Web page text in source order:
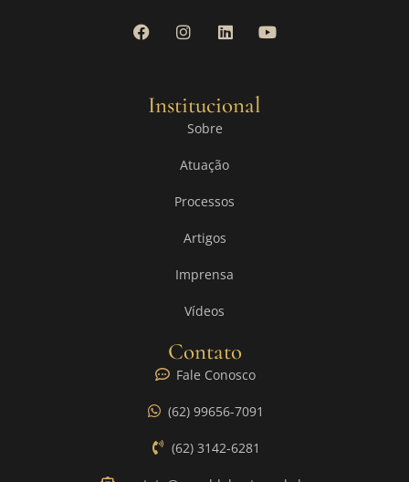
Institucional
Sobre
Atuação
Processos
Artigos
Imprensa
Vídeos
Contato
Fale Conosco
(62) 99656-7091
(62) 3142-6281